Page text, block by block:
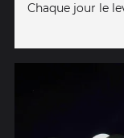
Chaque jour le